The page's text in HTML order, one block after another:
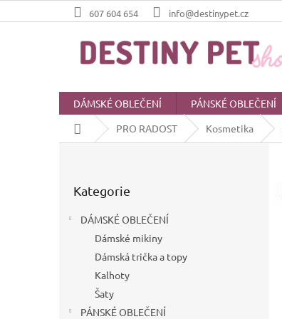
na
607 604 654 info@destinypet.cz
DÁMSKÉ OBLEČENÍ PÁNSKÉ OBLEČENÍ
Domů
PRO RADOST Kosmetika
kategorie
Kategorie
DÁMSKÉ OBLEČENÍ
Dámské mikiny
Dámská trička a topy
Kalhoty
Šaty
PÁNSKÉ OBLEČENÍ